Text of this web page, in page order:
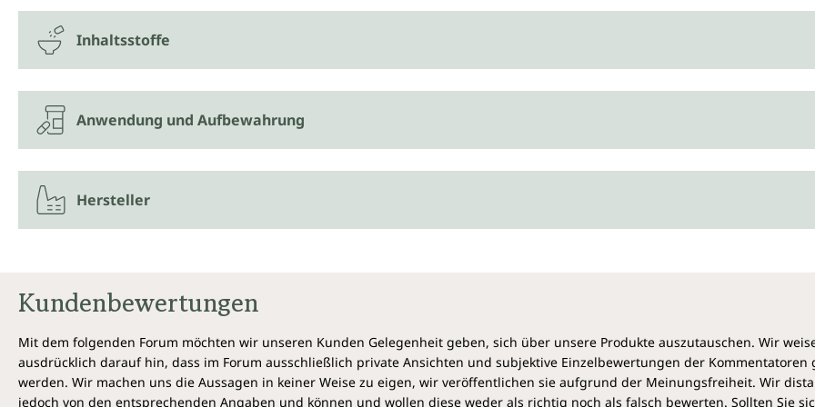
Zur langsamen Gewöhnung
nach der Anwendung von
Variante 2:Oder das
Vorgehensweise ratsam.
Betätigung.
100 % naturrein und
Inhaltsstoffe
Anwendung und Aufbewahrung
Hersteller
Kundenbewertungen
Mit dem folgenden Forum möchten wir unseren Kunden Gelegenheit geben, sich über unsere Produkte auszutauschen. Wir
ausdrücklich darauf hin, dass im Forum ausschließlich private Ansichten und subjektive Einzelbewertungen der Kommentatoren
werden. Wir machen uns die Aussagen in keiner Weise zu eigen, wir veröffentlichen sie aufgrund der Meinungsfreiheit. Wir
jedoch von den entsprechenden Angaben und können und wollen diese weder als richtig noch als falsch bewerten. Sollten Sie